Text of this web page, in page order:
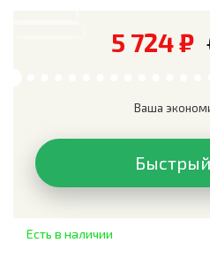
Есть в наличии
5 724 ₽
Ваша